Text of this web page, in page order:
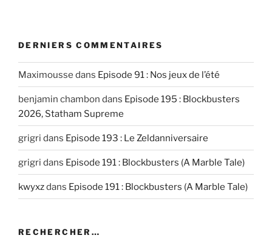
DERNIERS COMMENTAIRES
Maximousse dans Episode 91 : Nos jeux de l’été
benjamin chambon dans Episode 195 : Blockbusters
2026, Statham Supreme
grigri dans Episode 193 : Le Zeldanniversaire
grigri dans Episode 191 : Blockbusters (A Marble Tale)
kwyxzdans Episode 191 : Blockbusters (A Marble Tale)
RECHERCHER…